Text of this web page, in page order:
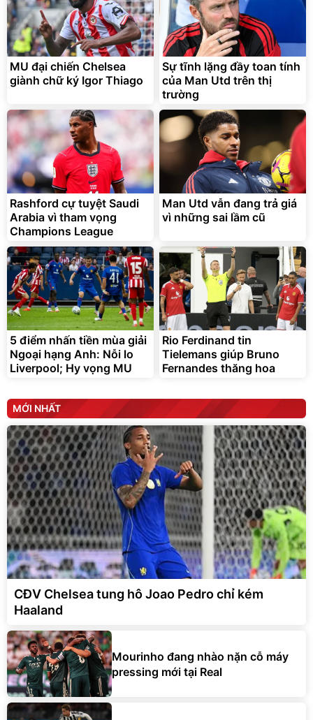
Bạt phủ xe ô tô cao cấp,
tráng nhôm 03 lớp
392.000đ
325.000đ
Đã bán nhiều
Xe đạp điện trợ lực G-
Force C14 gấp gọn bỏ cốp
tiện lợi
9.900.000
7.092.000đ
Đang xem nhiều
MU đại chiến Chelsea
giành chữ ký Igor Thiago
Sự tĩnh lặng đầy toan tính
của Man Utd trên thị
trường
Rashford cự tuyệt Saudi
Arabia vì tham vọng
Champions League
Man Utd vẫn đang trả giá
vì những sai lầm cũ
5 điểm nhấn tiền mùa giải
Ngoại hạng Anh: Nỗi lo
Liverpool; Hy vọng MU
Rio Ferdinand tin
Tielemans giúp Bruno
Fernandes thăng hoa
MỚI NHẤT
CĐV Chelsea tung hô Joao Pedro chỉ kém
Haaland
Mourinho đang nhào nặn cỗ máy
pressing mới tại Real